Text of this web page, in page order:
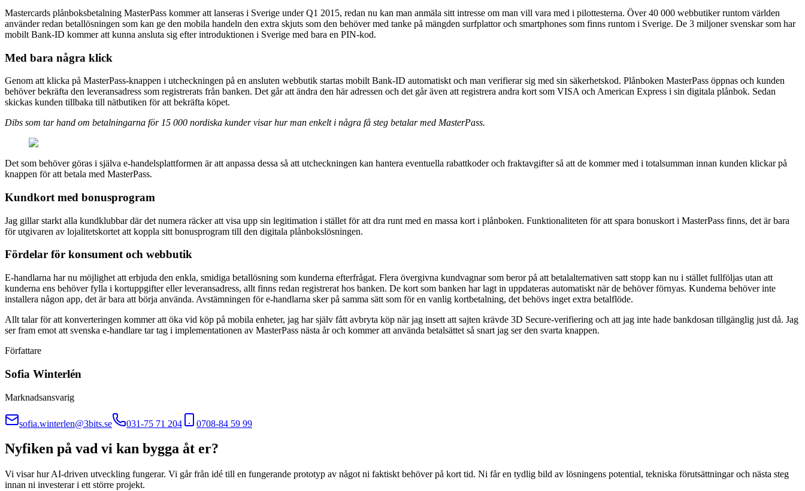
Mastercards plånboksbetalning MasterPass kommer att lanseras i Sverige under Q1 2015, redan nu kan man anmäla sitt intresse om man vill vara med i pilottesterna. Över 40 000 webbutiker runtom världen
använder redan betallösningen som kan ge den mobila handeln den extra skjuts som den behöver med tanke på mängden surfplattor och smartphones som finns runtom i Sverige. De 3 miljoner svenskar som har
mobilt Bank-ID kommer att kunna ansluta sig efter introduktionen i Sverige med bara en PIN-kod.
Med bara några klick
Genom att klicka på MasterPass-knappen i utcheckningen på en ansluten webbutik startas mobilt Bank-ID automatiskt och man verifierar sig med sin säkerhetskod. Plånboken MasterPass öppnas och kunden
behöver bekräfta den leveransadress som registrerats från banken. Det går att ändra den här adressen och det går även att registrera andra kort som VISA och American Express i sin digitala plånbok. Sedan
skickas kunden tillbaka till nätbutiken för att bekräfta köpet.
Dibs som tar hand om betalningarna för 15 000 nordiska kunder visar hur man enkelt i några få steg betalar med MasterPass.
Det som behöver göras i själva e-handelsplattformen är att anpassa dessa så att utcheckningen kan hantera eventuella rabattkoder och fraktavgifter så att de kommer med i totalsumman innan kunden klickar på
knappen för att betala med MasterPass.
Kundkort med bonusprogram
Jag gillar starkt alla kundklubbar där det numera räcker att visa upp sin legitimation i stället för att dra runt med en massa kort i plånboken. Funktionaliteten för att spara bonuskort i MasterPass finns, det är bara
för utgivaren av lojalitetskortet att koppla sitt bonusprogram till den digitala plånbokslösningen.
Fördelar för konsument och webbutik
E-handlarna har nu möjlighet att erbjuda den enkla, smidiga betallösning som kunderna efterfrågat. Flera övergivna kundvagnar som beror på att betalalternativen satt stopp kan nu i stället fullföljas utan att
kunderna ens behöver fylla i kortuppgifter eller leveransadress, allt finns redan registrerat hos banken. De kort som banken har lagt in uppdateras automatiskt när de behöver förnyas. Kunderna behöver inte
installera någon app, det är bara att börja använda. Avstämningen för e-handlarna sker på samma sätt som för en vanlig kortbetalning, det behövs inget extra betalflöde.
Allt talar för att konverteringen kommer att öka vid köp på mobila enheter, jag har själv fått avbryta köp när jag insett att sajten krävde 3D Secure-verifiering och att jag inte hade bankdosan tillgänglig just då. Jag
ser fram emot att svenska e-handlare tar tag i implementationen av MasterPass nästa år och kommer att använda betalsättet så snart jag ser den svarta knappen.
Författare
Sofia Winterlén
Marknadsansvarig
sofia.winterlen@3bits.se 031-75 71 204 0708-84 59 99
Nyfiken på vad vi kan bygga åt er?
Vi visar hur AI-driven utveckling fungerar. Vi går från idé till en fungerande prototyp av något ni faktiskt behöver på kort tid. Ni får en tydlig bild av lösningens potential, tekniska förutsättningar och nästa steg
innan ni investerar i ett större projekt.